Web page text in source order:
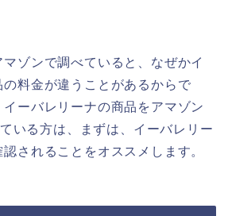
ゾンで調べていると、なぜかイ
料金が違うことがあるからで
ーバレリーナの商品をアマゾン
いる方は、まずは、イーバレリー
されることをオススメします。